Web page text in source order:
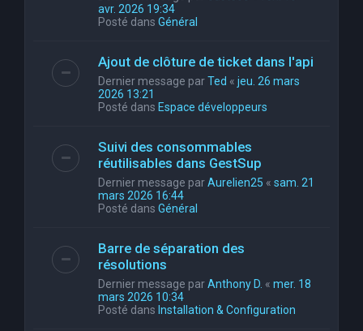
avr. 2026 19:34
Posté dans Général
Ajout de clôture de ticket dans l'api
Dernier message parTed « jeu. 26 mars
2026 13:21
Posté dans Espace développeurs
Suivi des consommables
réutilisables dans GestSup
Dernier message parAurelien25 « sam. 21
mars 2026 16:44
Posté dans Général
Barre de séparation des
résolutions
Dernier message parAnthony D. « mer. 18
mars 2026 10:34
Posté dans Installation & Configuration